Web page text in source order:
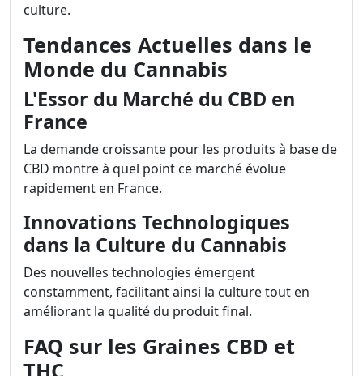
culture.
Tendances Actuelles dans le
Monde du Cannabis
L'Essor du Marché du CBD en
France
La demande croissante pour les produits à base de
CBD montre à quel point ce marché évolue
rapidement en France.
Innovations Technologiques
dans la Culture du Cannabis
Des nouvelles technologies émergent
constamment, facilitant ainsi la culture tout en
améliorant la qualité du produit final.
FAQ sur les Graines CBD et
THC